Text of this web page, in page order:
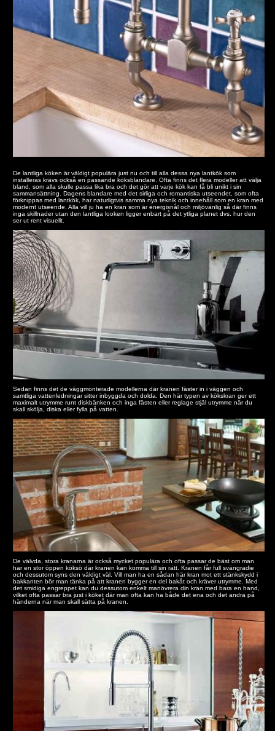
De lantliga köken är väldigt populära just nu och till alla dessa nya lantkök som
installeras krävs också en passande köksblandare. Ofta finns det flera modeller att välja
bland, som alla skulle passa lika bra och det gör att varje kök kan få bli unikt i sin
sammansättning. Dagens blandare med det sirliga och romantiska utseendet, som ofta
förknippas med lantkök, har naturligtvis samma nya teknik och innehåll som en kran med
modernt utseende. Alla vill ju ha en kran som är energisnål och miljövänlig så där finns
inga skillnader utan den lantliga looken ligger enbart på det ytliga planet dvs. hur den
ser ut rent visuellt.
Sedan finns det de väggmonterade modellerna där kranen fäster in i väggen och
samtliga vattenledningar sitter inbyggda och dolda. Den här typen av kökskran ger ett
maximalt utrymme runt diskbänken och inga fästen eller reglage stjäl utrymme när du
skall skölja, diska eller fylla på vatten.
De välvda, stora kranarna är också mycket populära och ofta passar de bäst om man
har en stor öppen köksö där kranen kan komma till sin rätt. Kranen får full svängradie
och dessutom syns den väldigt väl. Vill man ha en sådan här kran mot ett stänkskydd i
bakkanten bör man tänka på att kranen bygger en del bakåt och kräver utrymme. Med
det smidiga engreppet kan du dessutom enkelt manövrera din kran med bara en hand,
vilket ofta passar bra just i köket där man ofta kan ha både det ena och det andra på
händerna när man skall sätta på kranen.